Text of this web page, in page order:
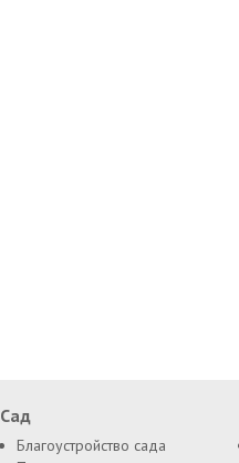
Сад
Благоустройство сада